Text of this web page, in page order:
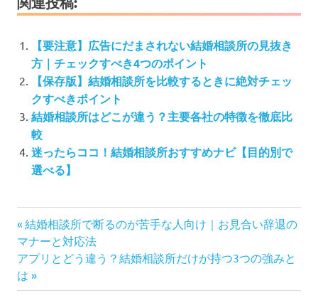
【要注意】広告にだまされない結婚相談所の見抜き
方｜チェックすべき4つのポイント
【保存版】結婚相談所を比較するときに絶対チェッ
クすべきポイント
結婚相談所はどこが違う？主要各社の特徴を徹底比
較
迷ったらココ！結婚相談所おすすめナビ【目的別で
選べる】
投
稿
ナ
ビ
前
の
記
事:
結婚相談所で断るのが苦手な人向け｜お見合い辞退の
マナーと対応法
次
の
記
アプリとどう違う？結婚相談所だけが持つ3つの強みと
は